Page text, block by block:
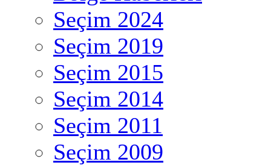
Seçim 2024
Seçim 2019
Seçim 2015
Seçim 2014
Seçim 2011
Seçim 2009